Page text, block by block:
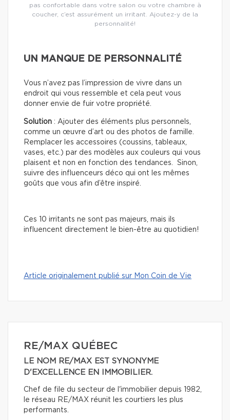
pas confortable dans votre salon ou votre chambre à
coucher, c’est assurément un irritant. Ajoutez-y de la
personnalité!
UN MANQUE DE PERSONNALITÉ
Vous n’avez pas l’impression de vivre dans un
endroit qui vous ressemble et cela peut vous
donner envie de fuir votre propriété.
Solution : Ajouter des éléments plus personnels,
comme un œuvre d’art ou des photos de famille.
Remplacer les accessoires (coussins, tableaux,
vases, etc.) par des modèles aux couleurs qui vous
plaisent et non en fonction des tendances. Sinon,
suivre des influenceurs déco qui ont les mêmes
goûts que vous afin d’être inspiré.
Ces 10 irritants ne sont pas majeurs, mais ils
influencent directement le bien-être au quotidien!
Article originalement publié sur Mon Coin de Vie
RE/MAX QUÉBEC
LE NOM RE/MAX EST SYNONYME
D'EXCELLENCE EN IMMOBILIER.
Chef de file du secteur de l'immobilier depuis 1982,
le réseau RE/MAX réunit les courtiers les plus
performants.